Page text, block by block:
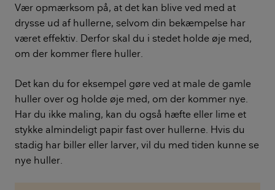
Vær opmærksom på, at det kan blive ved med at
drysse ud af hullerne, selvom din bekæmpelse har
været effektiv. Derfor skal du i stedet holde øje med,
om der kommer flere huller.
Det kan du for eksempel gøre ved at male de gamle
huller over og holde øje med, om der kommer nye.
Har du ikke maling, kan du også hæfte eller lime et
stykke almindeligt papir fast over hullerne. Hvis du
stadig har biller eller larver, vil du med tiden kunne se
nye huller.